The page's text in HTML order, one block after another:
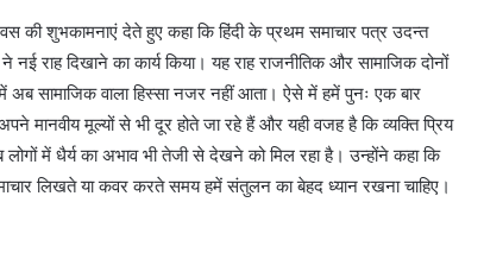
की शुभकामनाएं देते हुए कहा कि हिंदी के प्रथम समाचार पत्र उदन्त
राह दिखाने का कार्य किया। यह राह राजनीतिक और सामाजिक दोनों
अब सामाजिक वाला हिस्सा नजर नहीं आता। ऐसे में हमें पुनः एक बार
मूल्यों से भी दूर होते जा रहे हैं और यही वजह है कि व्यक्ति प्रिय
में धैर्य का अभाव भी तेजी से देखने को मिल रहा है। उन्होंने कहा कि
लिखते या कवर करते समय हमें संतुलन का बेहद ध्यान रखना चाहिए।